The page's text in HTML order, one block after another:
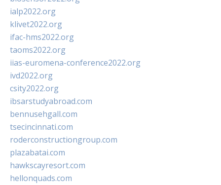
ialp2022.org
klivet2022.org
ifac-hms2022.org
taoms2022.org
iias-euromena-conference2022.org
ivd2022.org
csity2022.org
ibsarstudyabroad.com
bennusehgall.com
tsecincinnati.com
roderconstructiongroup.com
plazabatai.com
hawkscayresort.com
hellonquads.com